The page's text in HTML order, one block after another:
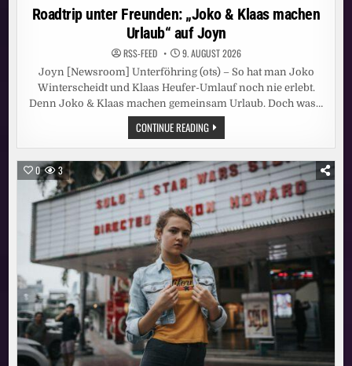
Roadtrip unter Freunden: „Joko & Klaas machen
Urlaub“ auf Joyn
RSS-FEED 9. AUGUST 2026
Joyn [Newsroom] Unterföhring (ots) – So hat man Joko
Winterscheidt und Klaas Heufer-Umlauf noch nie erlebt.
Denn Joko & Klaas machen gemeinsam Urlaub. Doch was…
CONTINUE READINGROADTRIP
UNTER
FREUNDEN:
„JOKO
&
KLAAS
MACHEN
URLAUB“
AUF
JOYN
0 3